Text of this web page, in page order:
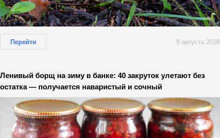
Перейти 8 августа 2026
Ленивый борщ на зиму в банке: 40 закруток улетают без
остатка — получается наваристый и сочный